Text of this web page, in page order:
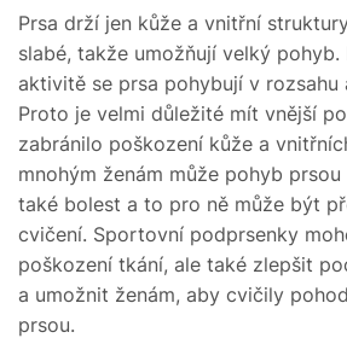
Prsa drží jen kůže a vnitřní
slabé, takže umožňují velký
aktivitě se prsa pohybují v rozsahu
Proto je velmi důležité mít vnější
zabránilo poškození kůže a
mnohým ženám může pohyb
také bolest a to pro ně může být
cvičení. Sportovní podprsenky
poškození tkání, ale také zlepšit
a umožnit ženám, aby cvičily
prsou.